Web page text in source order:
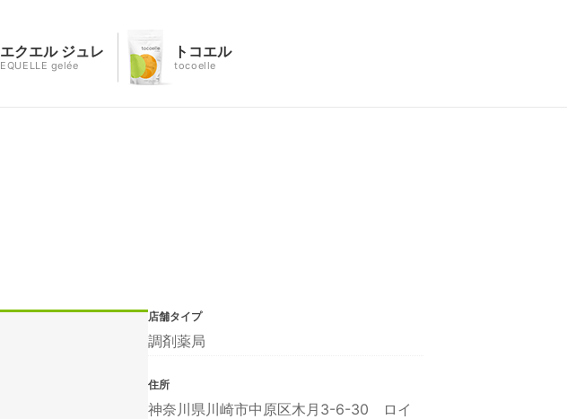
エクエル ジュレ
EQUELLE gelée
トコエル
tocoelle
店舗タイプ
調剤薬局
住所
神奈川県川崎市中原区木月3-6-30 ロイ